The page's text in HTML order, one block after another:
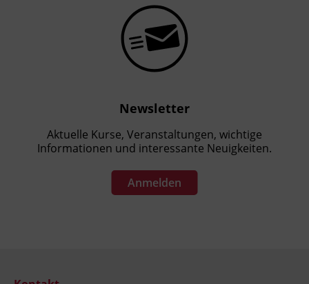
Newsletter
Aktuelle Kurse, Veranstaltungen, wichtige
Informationen und interessante Neuigkeiten.
Anmelden